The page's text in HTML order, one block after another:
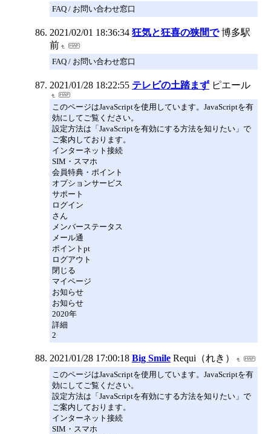
FAQ / お問い合わせ窓口
2021/02/01 18:36:34 狂気と狂喜の狭間で 博多駅
前
FAQ / お問い合わせ窓口
2021/01/28 18:22:55 テレビの土踏まず ピエール
このページはJavaScriptを使用しています。JavaScriptを有
効にしてご覧ください。
設定方法は「JavaScriptを有効にする方法を知りたい」で
ご案内しております。
インターネット接続
SIM・スマホ
会員特典・ポイント
オプションサービス
サポート
ログイン
さん
メンバーステータス
メール通
ポイントpt
ログアウト
閉じる
マイページ
お知らせ
お知らせ
2020年
詳細
2
2021/01/28 17:00:18 Big Smile Requi（れき）
このページはJavaScriptを使用しています。JavaScriptを有
効にしてご覧ください。
設定方法は「JavaScriptを有効にする方法を知りたい」で
ご案内しております。
インターネット接続
SIM・スマホ